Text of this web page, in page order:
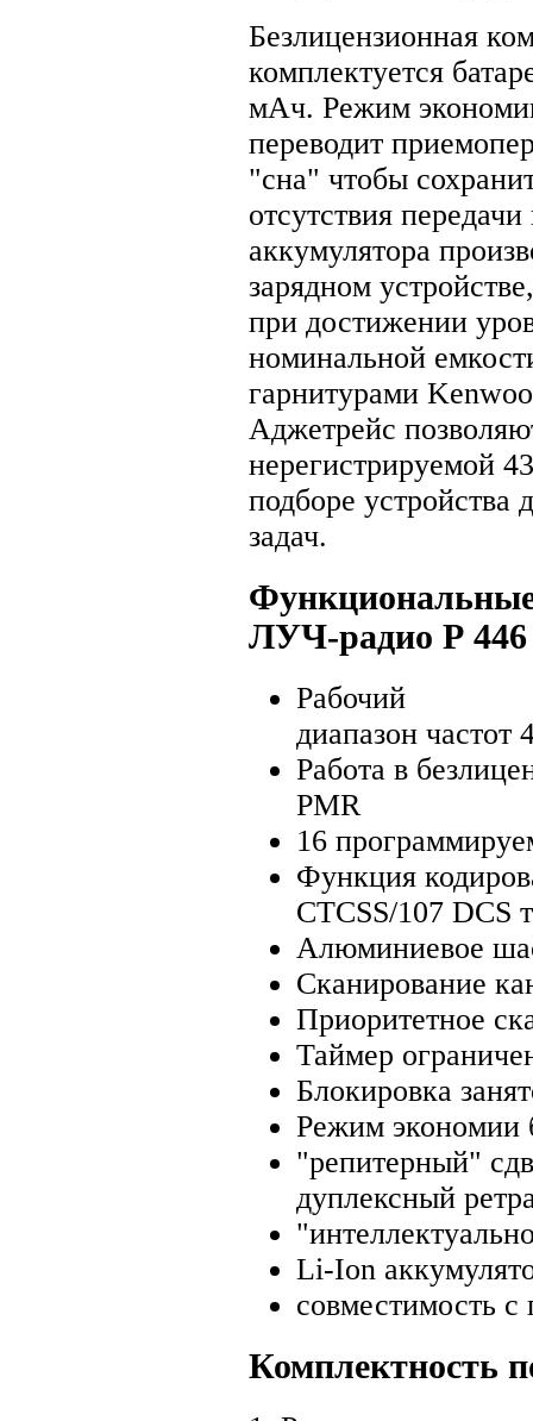
Безлицензионная
комплектуется
мАч. Режим
переводит
"сна" чтобы
отсутствия
аккумулятора
зарядном
при достижении
номинальной
гарнитурами
Аджетрейс
нерегистрируемой
подборе
задач.
Функциональные
ЛУЧ-радио Р 446
Рабочий
диапазон
Работа в
PMR
16
Функция
CTCSS/107 DCS
Алюминиевое
Сканирование
Приоритетное
Таймер
Блокировка
Режим экономии
"репитерный"
дуплексный
Li-Ion
совместимость
Комплектность